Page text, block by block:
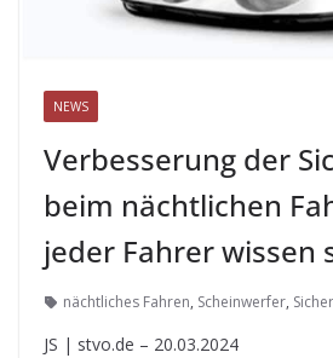
NEWS
Verbesserung der
beim nächtlichen
jeder Fahrer wissen
nächtliches Fahren, Scheinwerfer,
JS | stvo.de – 20.03.2024